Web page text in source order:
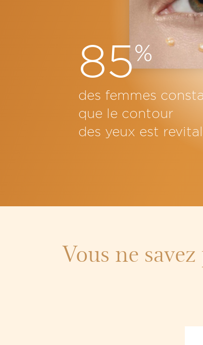
85%
des femmes
que le contour
des yeux est
Vous ne